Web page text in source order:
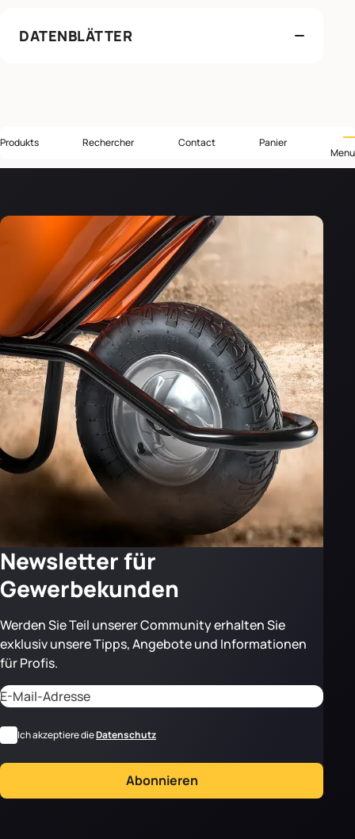
DATENBLÄTTER
Produkts Rechercher Contact Panier
Menu
Newsletter für
Gewerbekunden
Werden Sie Teil unserer Community erhalten Sie
exklusiv unsere Tipps, Angebote und Informationen
für Profis.
Adresse email
RGPDIch akzeptiere dieDatenschutz
CAPTCHA
Abonnieren